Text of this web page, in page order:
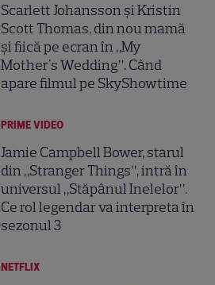
Scarlett Johansson și Kristin
Scott Thomas, din nou mamă
și fiică pe ecran în „My
Mother's Wedding”. Când
apare filmul pe SkyShowtime
PRIME VIDEO
Jamie Campbell Bower, starul
din „Stranger Things”, intră în
universul „Stăpânul Inelelor”.
Ce rol legendar va interpreta în
sezonul 3
NETFLIX